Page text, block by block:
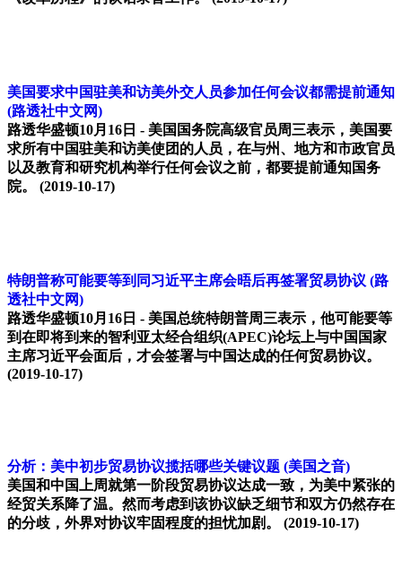
美国要求中国驻美和访美外交人员参加任何会议都需提前通知
(路透社中文网)
路透华盛顿10月16日 - 美国国务院高级官员周三表示，美国要
求所有中国驻美和访美使团的人员，在与州、地方和市政官员
以及教育和研究机构举行任何会议之前，都要提前通知国务
院。
(2019-10-17)
特朗普称可能要等到同习近平主席会晤后再签署贸易协议 (路
透社中文网)
路透华盛顿10月16日 - 美国总统特朗普周三表示，他可能要等
到在即将到来的智利亚太经合组织(APEC)论坛上与中国国家
主席习近平会面后，才会签署与中国达成的任何贸易协议。
(2019-10-17)
分析：美中初步贸易协议揽括哪些关键议题 (美国之音)
美国和中国上周就第一阶段贸易协议达成一致，为美中紧张的
经贸关系降了温。然而考虑到该协议缺乏细节和双方仍然存在
的分歧，外界对协议牢固程度的担忧加剧。
(2019-10-17)